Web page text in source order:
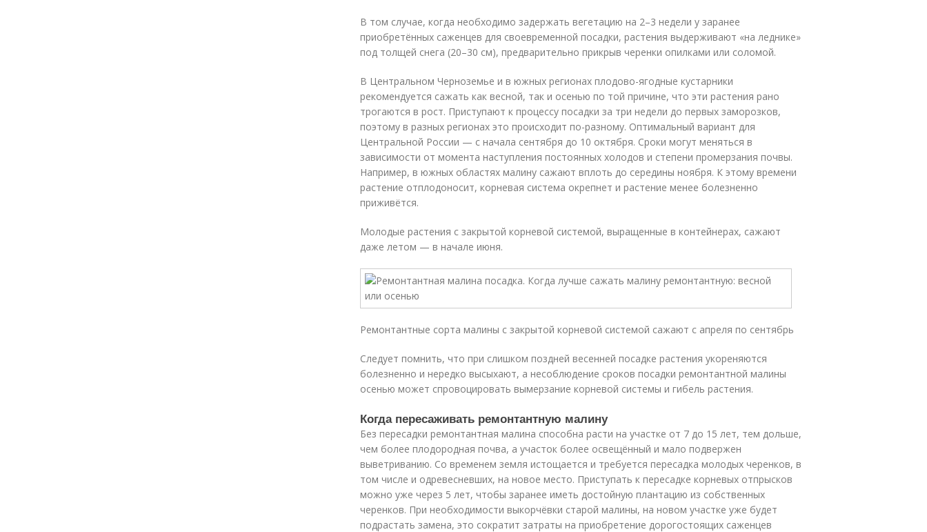
В том случае, когда необходимо задержать вегетацию на 2–3 недели у заранее
приобретённых саженцев для своевременной посадки, растения выдерживают «на леднике»
под толщей снега (20–30 см), предварительно прикрыв черенки опилками или соломой.
В Центральном Черноземье и в южных регионах плодово-ягодные кустарники
рекомендуется сажать как весной, так и осенью по той причине, что эти растения рано
трогаются в рост. Приступают к процессу посадки за три недели до первых заморозков,
поэтому в разных регионах это происходит по-разному. Оптимальный вариант для
Центральной России — с начала сентября до 10 октября. Сроки могут меняться в
зависимости от момента наступления постоянных холодов и степени промерзания почвы.
Например, в южных областях малину сажают вплоть до середины ноября. К этому времени
растение отплодоносит, корневая система окрепнет и растение менее болезненно
приживётся.
Молодые растения с закрытой корневой системой, выращенные в контейнерах, сажают
даже летом — в начале июня.
Ремонтантные сорта малины с закрытой корневой системой сажают с апреля по сентябрь
Следует помнить, что при слишком поздней весенней посадке растения укореняются
болезненно и нередко высыхают, а несоблюдение сроков посадки ремонтантной малины
осенью может спровоцировать вымерзание корневой системы и гибель растения.
Когда пересаживать ремонтантную малину
Без пересадки ремонтантная малина способна расти на участке от 7 до 15 лет, тем дольше,
чем более плодородная почва, а участок более освещённый и мало подвержен
выветриванию. Со временем земля истощается и требуется пересадка молодых черенков, в
том числе и одревесневших, на новое место. Приступать к пересадке корневых отпрысков
можно уже через 5 лет, чтобы заранее иметь достойную плантацию из собственных
черенков. При необходимости выкорчёвки старой малины, на новом участке уже будет
подрастать замена, это сократит затраты на приобретение дорогостоящих саженцев